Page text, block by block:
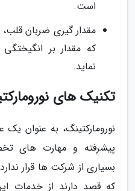
است.
مقدار گیری ضربان
که مقدار بر
نماید.
تکنیک های
نورومارکتینگ، به عنوان یک
پیشرفته و مهارت های
بسیاری از شرکت ها قرار
که قصد دارند از خدمات